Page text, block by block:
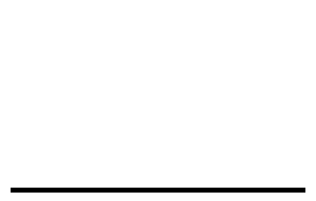
Mayrai PadThai Wine Bar